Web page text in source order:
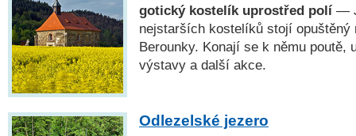
gotický kostelík uprostřed polí —
nejstarších kostelíků stojí opuštěný
Berounky. Konají se k němu poutě,
výstavy a další akce.
Odlezelské jezero